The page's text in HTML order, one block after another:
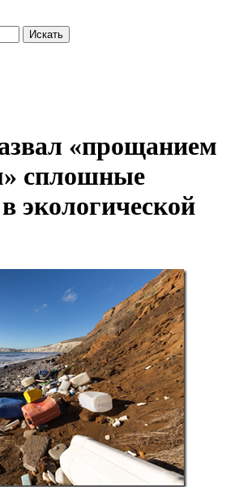
Искать
«прощанием
сплошные
экологической